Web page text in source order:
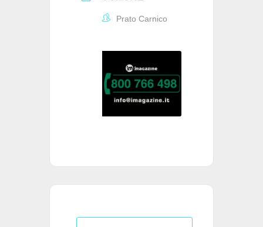
Prato Carnico